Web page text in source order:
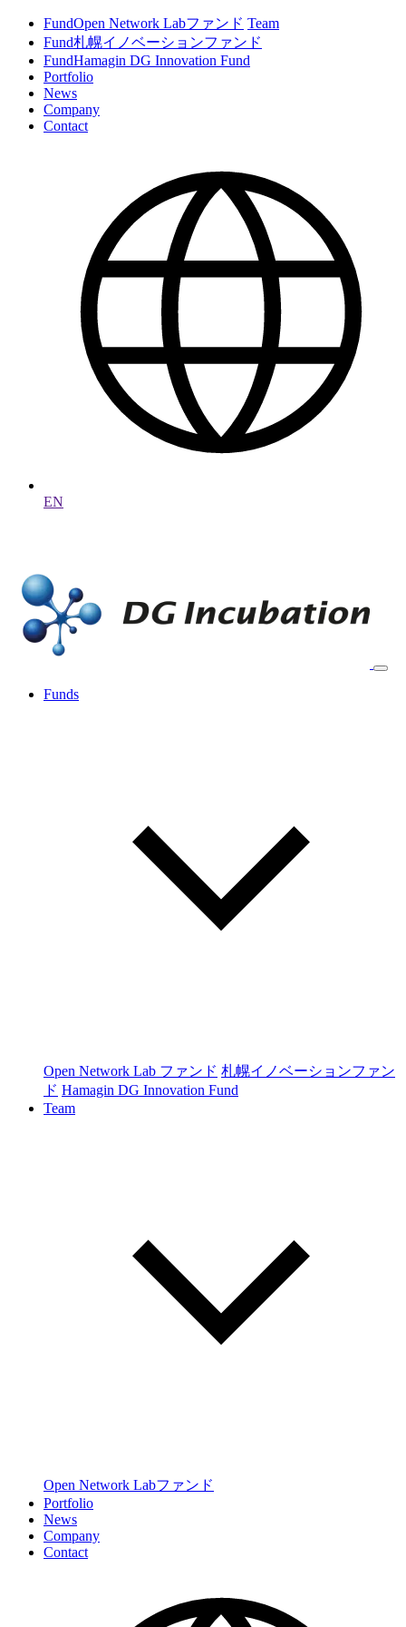
FundOpen Network Labファンド Team
Fund札幌イノベーションファンド
FundHamagin DG Innovation Fund
Portfolio
News
Company
Contact
EN
Funds
Open Network Lab ファンド 札幌イノベーションファン
ド Hamagin DG Innovation Fund
Team
Open Network Labファンド
Portfolio
News
Company
Contact